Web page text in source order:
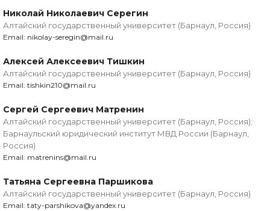
Николай Николаевич Серегин
Алтайский государственный университет (Барнаул, Россия)
Email: nikolay-seregin@mail.ru
Алексей Алексеевич Тишкин
Алтайский государственный университет (Барнаул, Россия)
Email: tishkin210@mail.ru
Сергей Сергеевич Матренин
Алтайский государственный университет (Барнаул, Россия);
Барнаульский юридический институт МВД России (Барнаул,
Россия)
Email: matrenins@mail.ru
Татьяна Сергеевна Паршикова
Алтайский государственный университет (Барнаул, Россия)
Email: taty-parshikova@yandex.ru